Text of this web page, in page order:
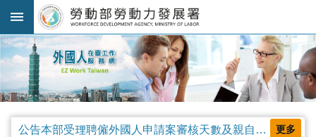
跳到主要內容區塊
進
階
搜
尋
:::
公告本部受理聘僱外國人申請案審核天數及親自領件相關事項，並自中華民國115年4月13日生效。 更多